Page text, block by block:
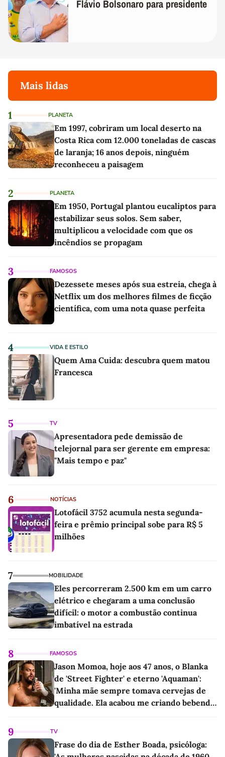
Flávio Bolsonaro para presidente
Mais lidas
1 PLANETA
Em 1997, cobriram um local deserto na
Costa Rica com 12.000 toneladas de cascas
de laranja; 16 anos depois, ninguém
reconheceu a paisagem
2 PLANETA
Em 1950, Portugal plantou eucaliptos para
estabilizar seus solos. Sem saber,
multiplicou a velocidade com que os
incêndios se propagam
3 FAMOSOS
Dezessete meses após sua estreia, chega à
Netflix um dos melhores filmes de ficção
científica, com uma nota quase perfeita
4 VIDA E ESTILO
Quem Ama Cuida: descubra quem matou
Francesca
5 TV
Apresentadora pede demissão de
telejornal para ser gerente em empresa:
"Mais tempo e paz"
6 NOTÍCIAS
Lotofácil 3752 acumula nesta segunda-
feira e prêmio principal sobe para R$ 5
milhões
7 MOBILIDADE
Eles percorreram 2.500 km em um carro
elétrico e chegaram a uma conclusão
difícil: o motor a combustão continua
imbatível na estrada
8 FAMOSOS
Jason Momoa, hoje aos 47 anos, o Blanka
de 'Street Fighter' e eterno 'Aquaman':
'Minha mãe sempre tomava cervejas de
qualidade. Ela acabou me criando bebendo
9 TV
Frase do dia de Esther Boada, psicóloga: